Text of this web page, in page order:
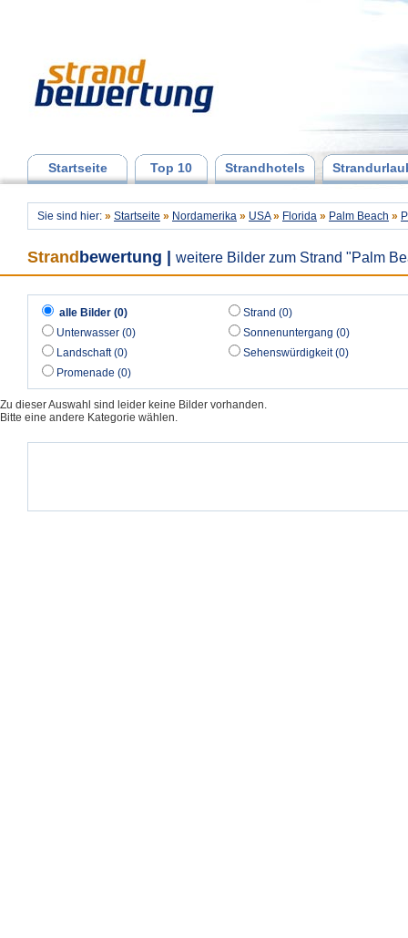
Startseite Top 10 Strandhotels
Sie sind hier: » Startseite » Nordamerika » USA » Florida » Palm Beach »
Strand bewertung weitere Bilder zum Strand "Palm
alle Bilder (0)
Strand (0)
Unterwasser (0)
Sonnenuntergang (0)
Landschaft (0)
Sehenswürdigkeit (0)
Promenade (0)
Zu dieser Auswahl sind leider keine Bilder vorhanden.
Bitte eine andere Kategorie wählen.